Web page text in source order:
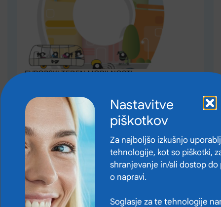
Nastavitve
piškotkov
Za najboljšo izkušnjo
tehnologije, kot so piškotki,
shranjevanje in/ali dostop do
o napravi.
Soglasje za te tehnologije
EVROPSKI TEDEN MOBILNOSTI
Zadnje novice in obvestila
Preglejte vse
9. 6. 9. 6. 1. 6. 12. 5.